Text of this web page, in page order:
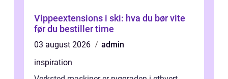
Vippeextensions i ski: hva du bør vite
før du bestiller time
03 august 2026
admin
inspiration